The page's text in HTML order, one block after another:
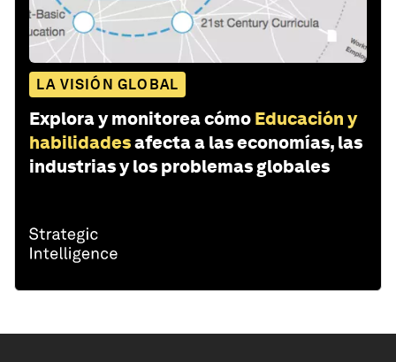
LA VISIÓN GLOBAL
Explora y monitorea cómo Educación y
habilidadesafecta a las economías, las
industrias y los problemas globales